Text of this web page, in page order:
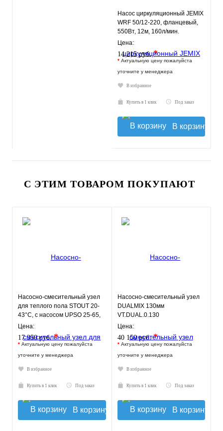
Насос циркуляционный JEMIX
WRF 50/12-220, фланцевый,
550Вт, 12м, 160л/мин.
Цена:
14 215 руб.*
* Актуальную цену пожалуйста
уточните у менеджера
В избранное
Купить в 1 клик Под заказ
В корзину
С ЭТИМ ТОВАРОМ ПОКУПАЮТ
Насосно-смесительный узел
для теплого пола STOUT 20-
43°C, с насосом UPSO 25-65,
130 mm
Цена:
17 350 руб.*
* Актуальную цену пожалуйста
уточните у менеджера
В избранное
Купить в 1 клик Под заказ
В корзину
Насосно-смесительный узел
DUALMIX 130мм
VT.DUAL.0.130
Цена:
40 150 руб.*
* Актуальную цену пожалуйста
уточните у менеджера
В избранное
Купить в 1 клик Под заказ
В корзину